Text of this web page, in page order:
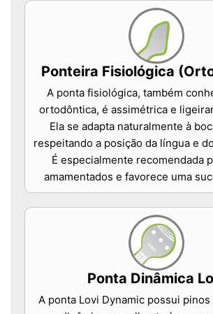
Ponteira Fisiológica
A ponta fisiológica, também
ortodôntica, é assimétrica e
Ela se adapta naturalmente à
respeitando a posição da língua e
É especialmente recomendada
amamentados e favorece uma
Ponta Dinâmica
A ponta Lovi Dynamic possui